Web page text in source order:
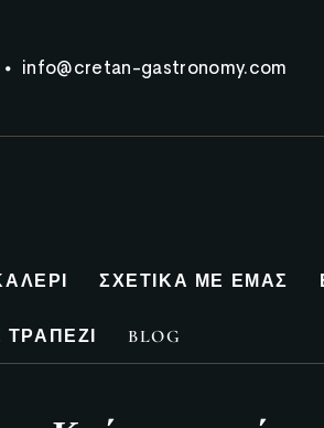
info@cretan-gastronomy.com
ΣΧΕΤΙΚΆ ΜΕ ΕΜΆΣ
ΤΡΑΠΈΖΙ BLOG